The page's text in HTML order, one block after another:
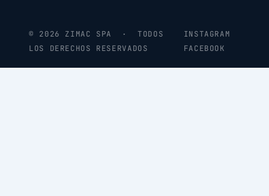
© 2026 ZIMAC SPA · TODOS
LOS DERECHOS RESERVADOS
INSTAGRAM
FACEBOOK